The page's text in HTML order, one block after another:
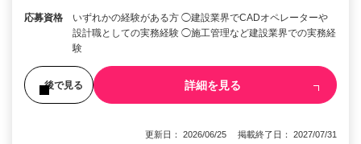
応募資格
いずれかの経験がある方 ◯建設業界でCADオペレーターや
設計職としての実務経験 ◯施工管理など建設業界での実務経
験
後で見る 詳細を見る
更新日： 2026/06/25 掲載終了日： 2027/07/31